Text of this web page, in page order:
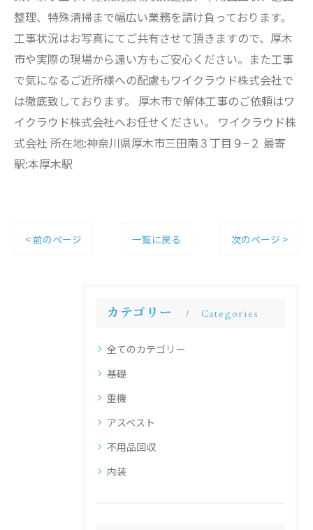
整理、特殊清掃まで幅広い業務を請け負っております。
工事状況はお写真にてご共有させて頂きますので、厚木
市や実際の現場から遠い方もご安心ください。また工事
で気になるご近所様への配慮もワイクラウド株式会社で
は徹底致しております。 厚木市で解体工事のご依頼はワ
イクラウド株式会社へお任せください。 ワイクラウド株
式会社 所在地:神奈川県厚木市三田南３丁目９−２ 最寄
駅:本厚木駅
< 前のページ 一覧に戻る 次のページ >
カテゴリー Categories
全てのカテゴリー
基礎
重機
アスベスト
不用品回収
内装